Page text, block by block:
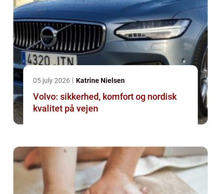
05 july 2026 Katrine Nielsen
Volvo: sikkerhed, komfort og nordisk
kvalitet på vejen